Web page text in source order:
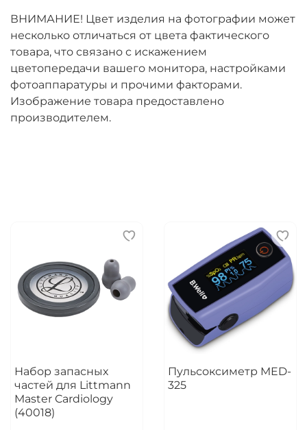
ВНИМАНИЕ! Цвет изделия на фотографии может
несколько отличаться от цвета фактического
товара, что связано с искажением
цветопередачи вашего монитора, настройками
фотоаппаратуры и прочими факторами.
Изображение товара предоставлено
производителем.
Набор запасных
частей для Littmann
Master Cardiology
(40018)
Пульсоксиметр MED-
325